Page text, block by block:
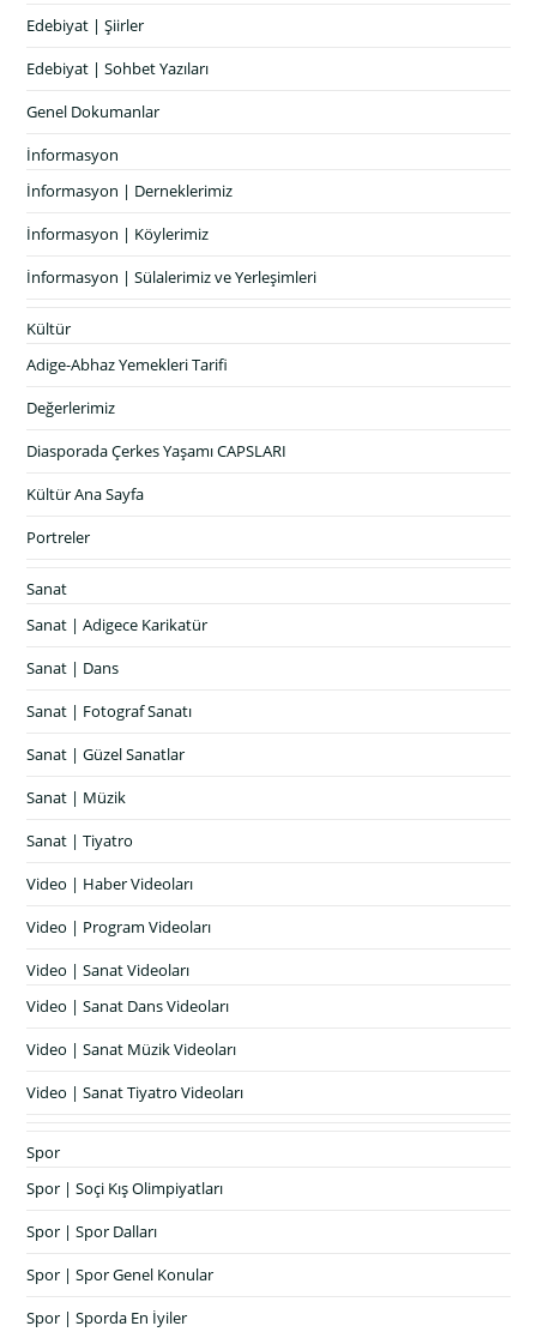
Edebiyat | Şiirler
Edebiyat | Sohbet Yazıları
Genel Dokumanlar
İnformasyon
İnformasyon | Derneklerimiz
İnformasyon | Köylerimiz
İnformasyon | Sülalerimiz ve Yerleşimleri
Kültür
Adige-Abhaz Yemekleri Tarifi
Değerlerimiz
Diasporada Çerkes Yaşamı CAPSLARI
Kültür Ana Sayfa
Portreler
Sanat
Sanat | Adigece Karikatür
Sanat | Dans
Sanat | Fotograf Sanatı
Sanat | Güzel Sanatlar
Sanat | Müzik
Sanat | Tiyatro
Video | Haber Videoları
Video | Program Videoları
Video | Sanat Videoları
Video | Sanat Dans Videoları
Video | Sanat Müzik Videoları
Video | Sanat Tiyatro Videoları
Spor
Spor | Soçi Kış Olimpiyatları
Spor | Spor Dalları
Spor | Spor Genel Konular
Spor | Sporda En İyiler